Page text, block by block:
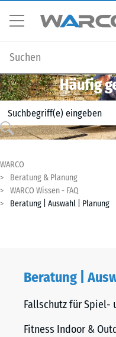
Häufig
WARCO
Beratung & Planung
WARCO Wissen - FAQ
Beratung | Auswahl | Planung
Beratung |
Fallschutz für Spiel-
Fitness Indoor &